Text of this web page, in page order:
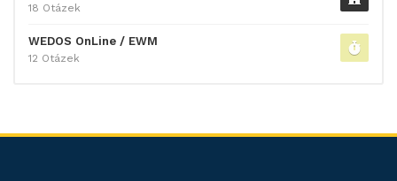
18 Otázek
WEDOS OnLine / EWM
12 Otázek